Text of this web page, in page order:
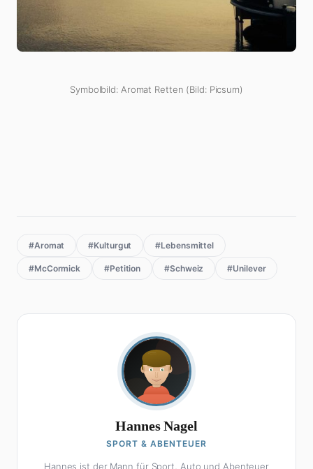
Symbolbild: Aromat Retten (Bild: Picsum)
#Aromat #Kulturgut #Lebensmittel
#McCormick #Petition #Schweiz #Unilever
Hannes Nagel
SPORT & ABENTEUER
Hannes ist der Mann für Sport, Auto und Abenteuer